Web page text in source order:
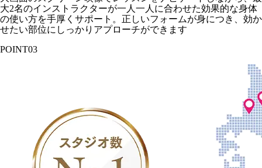
大2名のインストラクターが一人一人に合わせた効果的な身体
の使い方を手厚くサポート。正しいフォームが身につき、効か
せたい部位にしっかりアプローチができます
POINT03